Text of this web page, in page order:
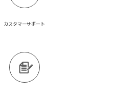
カスタマーサポート